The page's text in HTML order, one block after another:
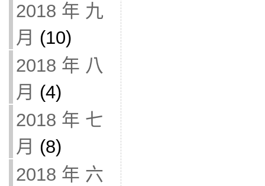
2018 年 九
月 (10)
2018 年 八
月 (4)
2018 年 七
月 (8)
2018 年 六